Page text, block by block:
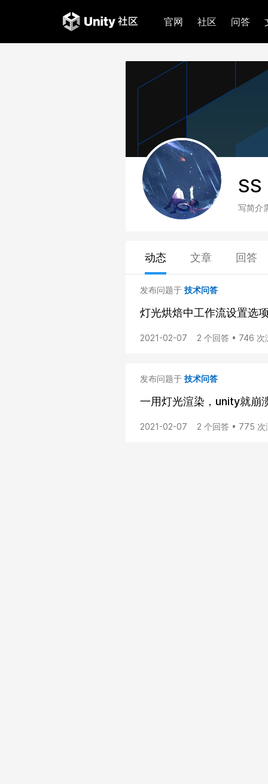
官网 社区 问答
SS
写简介
动态 文章 回答
发布问题于 技术问答
灯光烘焙中工作流设置选
2021-02-07 2 个回答 • 746 次
发布问题于 技术问答
一用灯光渲染，unity就崩
2021-02-07 2 个回答 • 775 次